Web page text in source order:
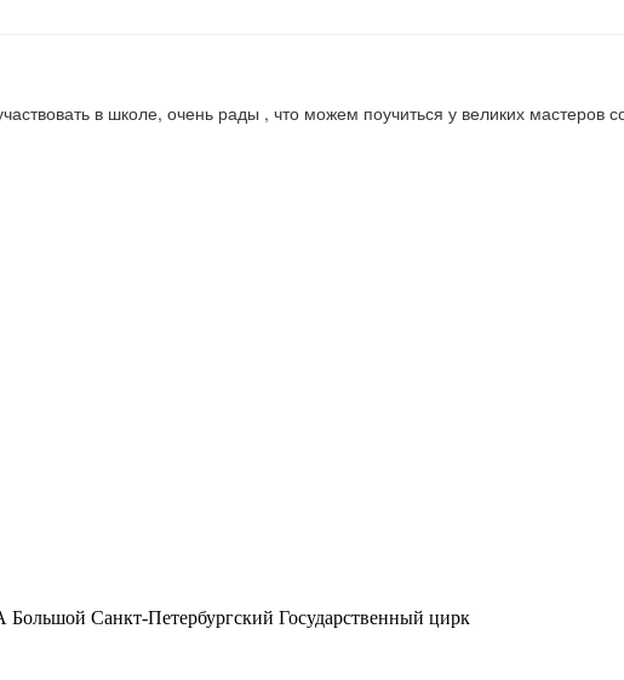
в школе, очень рады , что можем поучиться у великих мастеров
Большой Санкт-Петербургский Государственный цирк